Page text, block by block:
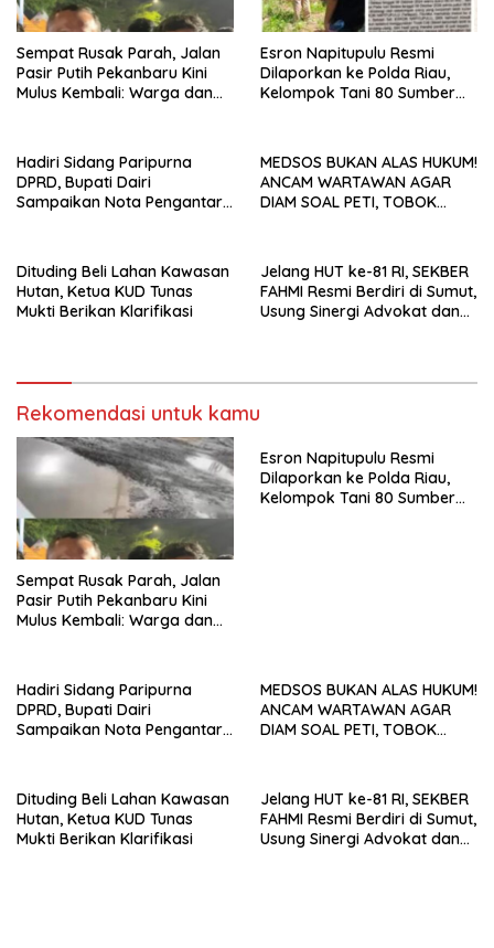
Sempat Rusak Parah, Jalan
Pasir Putih Pekanbaru Kini
Mulus Kembali: Warga dan
Esron Napitupulu Resmi
Dilaporkan ke Polda Riau,
Kelompok Tani 80 Sumber
Hadiri Sidang Paripurna
DPRD, Bupati Dairi
Sampaikan Nota Pengantar
MEDSOS BUKAN ALAS HUKUM!
ANCAM WARTAWAN AGAR
DIAM SOAL PETI, TOBOK
Dituding Beli Lahan Kawasan
Hutan, Ketua KUD Tunas
Mukti Berikan Klarifikasi
Jelang HUT ke-81 RI, SEKBER
FAHMI Resmi Berdiri di Sumut,
Usung Sinergi Advokat dan
Rekomendasi untuk kamu
Sempat Rusak Parah, Jalan
Pasir Putih Pekanbaru Kini
Mulus Kembali: Warga dan
Esron Napitupulu Resmi
Dilaporkan ke Polda Riau,
Kelompok Tani 80 Sumber
Hadiri Sidang Paripurna
DPRD, Bupati Dairi
Sampaikan Nota Pengantar
MEDSOS BUKAN ALAS HUKUM!
ANCAM WARTAWAN AGAR
DIAM SOAL PETI, TOBOK
Dituding Beli Lahan Kawasan
Hutan, Ketua KUD Tunas
Mukti Berikan Klarifikasi
Jelang HUT ke-81 RI, SEKBER
FAHMI Resmi Berdiri di Sumut,
Usung Sinergi Advokat dan